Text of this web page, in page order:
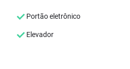
Portão eletrônico
Elevador